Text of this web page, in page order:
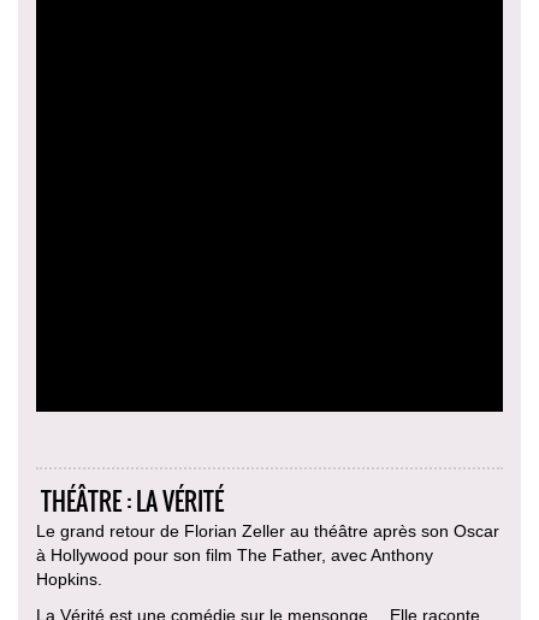
THÉÂTRE : LA VÉRITÉ
Le grand retour de Florian Zeller au théâtre après son Oscar
à Hollywood pour son film The Father, avec Anthony
Hopkins.
La Vérité est une comédie sur le mensonge… Elle raconte